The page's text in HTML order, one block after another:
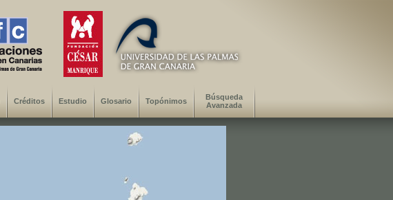
Créditos Estudio Glosario Topónimos
Búsqueda
Avanzada